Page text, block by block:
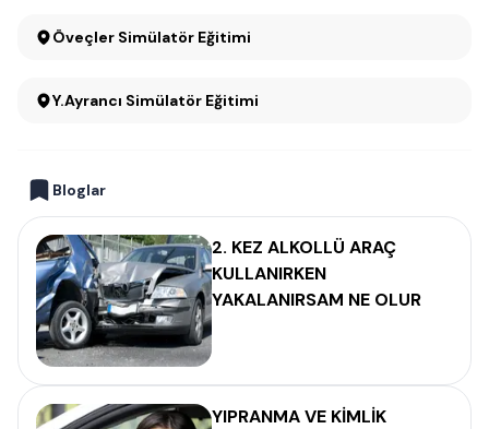
Öveçler Simülatör Eğitimi
Y.Ayrancı Simülatör Eğitimi
Bloglar
2. KEZ ALKOLLÜ ARAÇ
KULLANIRKEN
YAKALANIRSAM NE OLUR
YIPRANMA VE KİMLİK